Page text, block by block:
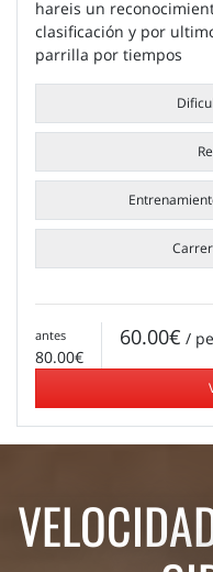
hareis un
clasificación y por
parrilla por tiempos
antes
80.00€
60.00€ /